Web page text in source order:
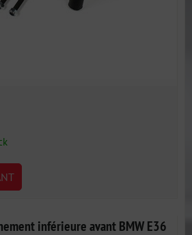
inférieure avant BMW E36